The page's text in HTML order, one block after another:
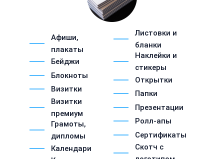
Афиши,
плакаты
Бейджи
Блокноты
Визитки
Визитки
премиум
Грамоты,
дипломы
Календари
Листовки и
бланки
Наклейки и
стикеры
Открытки
Папки
Презентации
Ролл-апы
Сертификаты
Скотч с